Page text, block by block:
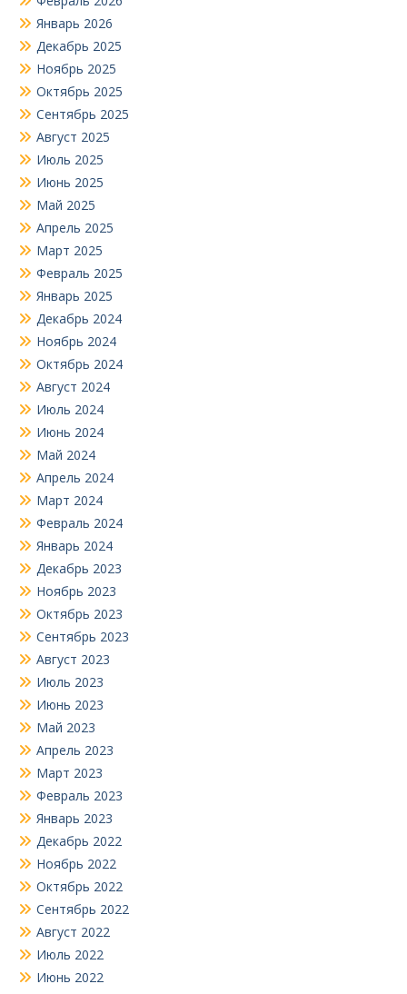
Январь 2026
Декабрь 2025
Ноябрь 2025
Октябрь 2025
Сентябрь 2025
Август 2025
Июль 2025
Июнь 2025
Май 2025
Апрель 2025
Март 2025
Февраль 2025
Январь 2025
Декабрь 2024
Ноябрь 2024
Октябрь 2024
Август 2024
Июль 2024
Июнь 2024
Май 2024
Апрель 2024
Март 2024
Февраль 2024
Январь 2024
Декабрь 2023
Ноябрь 2023
Октябрь 2023
Сентябрь 2023
Август 2023
Июль 2023
Июнь 2023
Май 2023
Апрель 2023
Март 2023
Февраль 2023
Январь 2023
Декабрь 2022
Ноябрь 2022
Октябрь 2022
Сентябрь 2022
Август 2022
Июль 2022
Июнь 2022